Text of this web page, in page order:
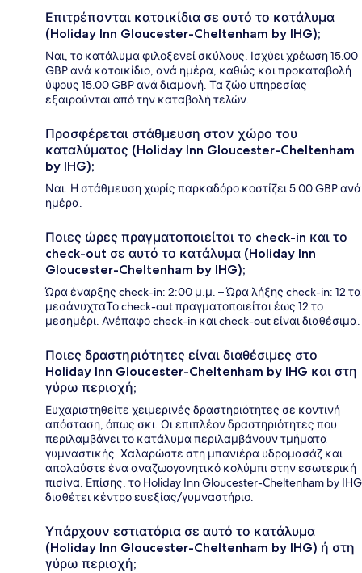
Επιτρέπονται κατοικίδια σε αυτό το κατάλυμα
(Holiday Inn Gloucester-Cheltenham by IHG);
Ναι, το κατάλυμα φιλοξενεί σκύλους. Ισχύει χρέωση 15.00
GBP ανά κατοικίδιο, ανά ημέρα, καθώς και προκαταβολή
ύψους 15.00 GBP ανά διαμονή. Τα ζώα υπηρεσίας
εξαιρούνται από την καταβολή τελών.
Προσφέρεται στάθμευση στον χώρο του
καταλύματος (Holiday Inn Gloucester-Cheltenham
by IHG);
Ναι. Η στάθμευση χωρίς παρκαδόρο κοστίζει 5.00 GBP ανά
ημέρα.
Ποιες ώρες πραγματοποιείται το check-in και το
check-out σε αυτό το κατάλυμα (Holiday Inn
Gloucester-Cheltenham by IHG);
Ώρα έναρξης check-in: 2:00 μ.μ. – Ώρα λήξης check-in: 12 τα
μεσάνυχταΤο check-out πραγματοποιείται έως 12 το
μεσημέρι. Ανέπαφο check-in και check-out είναι διαθέσιμα.
Ποιες δραστηριότητες είναι διαθέσιμες στο
Holiday Inn Gloucester-Cheltenham by IHG και στη
γύρω περιοχή;
Ευχαριστηθείτε χειμερινές δραστηριότητες σε κοντινή
απόσταση, όπως σκι. Οι επιπλέον δραστηριότητες που
περιλαμβάνει το κατάλυμα περιλαμβάνουν τμήματα
γυμναστικής. Χαλαρώστε στη μπανιέρα υδρομασάζ και
απολαύστε ένα αναζωογονητικό κολύμπι στην εσωτερική
πισίνα. Επίσης, το Holiday Inn Gloucester-Cheltenham by IHG
διαθέτει κέντρο ευεξίας/γυμναστήριο.
Υπάρχουν εστιατόρια σε αυτό το κατάλυμα
(Holiday Inn Gloucester-Cheltenham by IHG) ή στη
γύρω περιοχή;